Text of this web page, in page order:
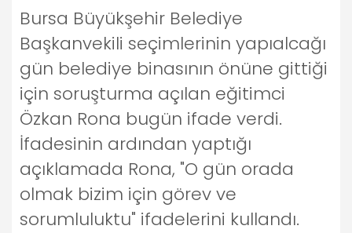
Bursa Büyükşehir Belediye
Başkanvekili seçimlerinin yapıalcağı
gün belediye binasının önüne gittiği
için soruşturma açılan eğitimci
Özkan Rona bugün ifade verdi.
İfadesinin ardından yaptığı
açıklamada Rona, "O gün orada
olmak bizim için görev ve
sorumluluktu" ifadelerini kullandı.